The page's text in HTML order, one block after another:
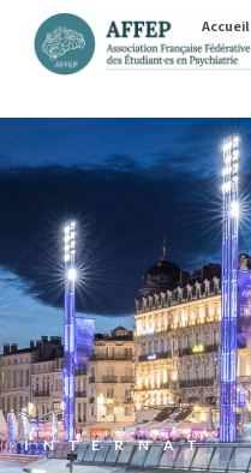
Accueil
INTERNAT